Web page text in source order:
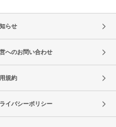
らせ
へのお問い合わせ
規約
イバシーポリシー